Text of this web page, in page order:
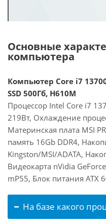
Основные
компьютера
Компьютер Core i7
SSD 500Гб, H610M
Процессор Intel Core i7
219Вт, Охлаждение
Материнская плата MSI
память 16Gb DDR4,
Kingston/MSI/ADATA,
Видеокарта nVidia
mP55, Блок питания ATX
На базе какого